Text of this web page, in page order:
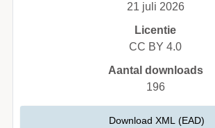
21 juli 2026
Licentie
CC BY 4.0
Aantal downloads
196
Download XML (EAD)